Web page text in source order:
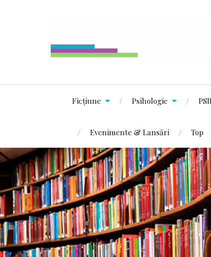
Ficțiune Psihologie
Evenimente & Lansări Top